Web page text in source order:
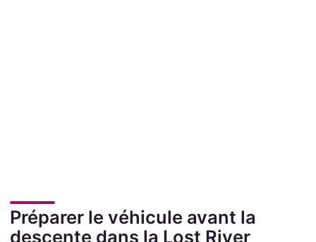
Préparer le véhicule avant la
descente dans la Lost River